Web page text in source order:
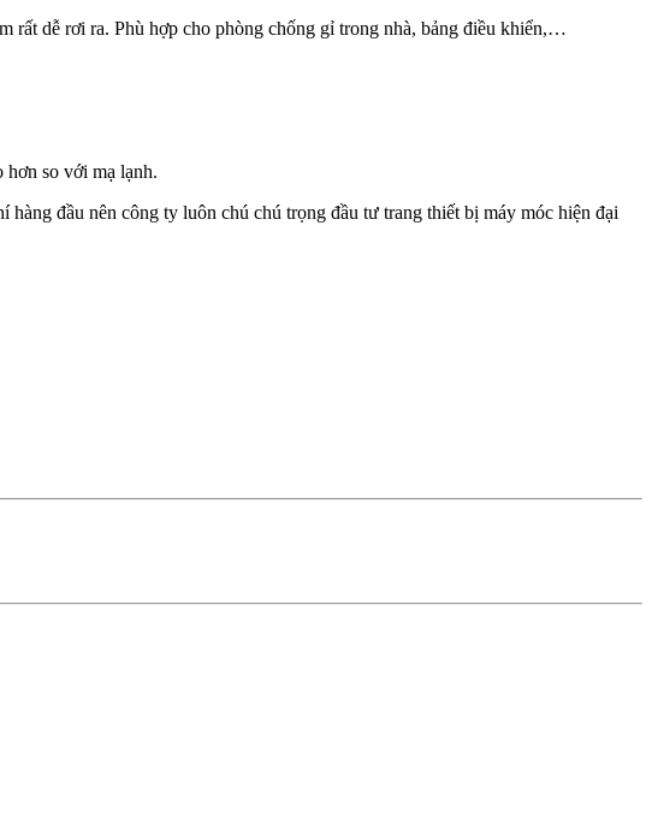
rất dễ rơi ra. Phù hợp cho phòng chống gỉ trong nhà, bảng điều khiển,…
hơn so với mạ lạnh.
đầu nên công ty luôn chú chú trọng đầu tư trang thiết bị máy móc hiện đại